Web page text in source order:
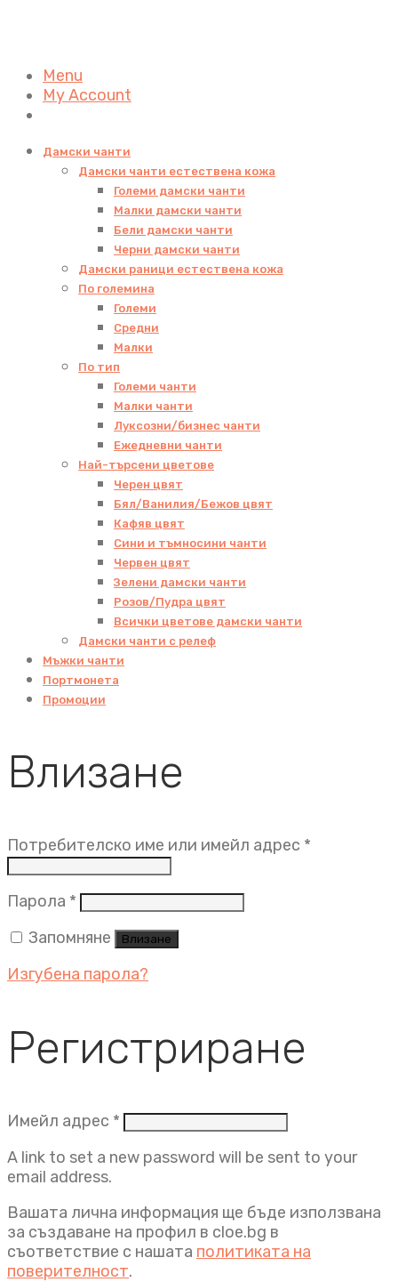
Menu
My Account
Дамски чанти
Дамски чанти естествена кожа
Големи дамски чанти
Малки дамски чанти
Бели дамски чанти
Черни дамски чанти
Дамски раници естествена кожа
По големина
Големи
Средни
Малки
По тип
Големи чанти
Малки чанти
Луксозни/бизнес чанти
Ежедневни чанти
Най-търсени цветове
Черен цвят
Бял/Ванилия/Бежов цвят
Кафяв цвят
Сини и тъмносини чанти
Червен цвят
Зелени дамски чанти
Розов/Пудра цвят
Всички цветове дамски чанти
Дамски чанти с релеф
Мъжки чанти
Портмонета
Промоции
Влизане
Потребителско име или имейл адрес *
Парола * Задължително
Запомняне
Влизане
Изгубена парола?
Регистриране
Имейл адрес * Задължително
A link to set a new password will be sent to your
email address.
Вашата лична информация ще бъде използвана
за създаване на профил в cloe.bg в
съответствие с нашата политиката на
поверителност.